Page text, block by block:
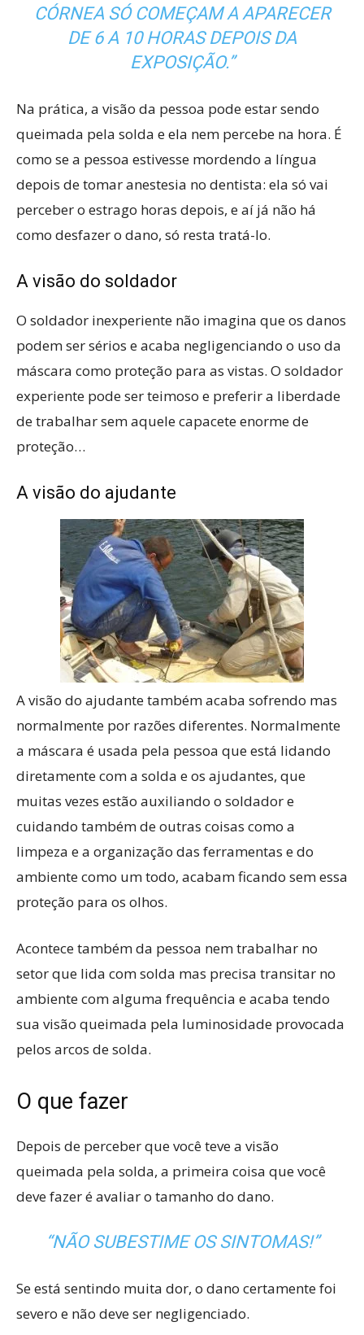
CÓRNEA SÓ COMEÇAM A APARECER
DE 6 A 10 HORAS DEPOIS DA
EXPOSIÇÃO.”
Na prática, a visão da pessoa pode estar sendo
queimada pela solda e ela nem percebe na hora. É
como se a pessoa estivesse mordendo a língua
depois de tomar anestesia no dentista: ela só vai
perceber o estrago horas depois, e aí já não há
como desfazer o dano, só resta tratá-lo.
A visão do soldador
O soldador inexperiente não imagina que os danos
podem ser sérios e acaba negligenciando o uso da
máscara como proteção para as vistas. O soldador
experiente pode ser teimoso e preferir a liberdade
de trabalhar sem aquele capacete enorme de
proteção…
A visão do ajudante
A visão do ajudante também acaba sofrendo mas
normalmente por razões diferentes. Normalmente
a máscara é usada pela pessoa que está lidando
diretamente com a solda e os ajudantes, que
muitas vezes estão auxiliando o soldador e
cuidando também de outras coisas como a
limpeza e a organização das ferramentas e do
ambiente como um todo, acabam ficando sem essa
proteção para os olhos.
Acontece também da pessoa nem trabalhar no
setor que lida com solda mas precisa transitar no
ambiente com alguma frequência e acaba tendo
sua visão queimada pela luminosidade provocada
pelos arcos de solda.
O que fazer
Depois de perceber que você teve a visão
queimada pela solda, a primeira coisa que você
deve fazer é avaliar o tamanho do dano.
“NÃO SUBESTIME OS SINTOMAS!”
Se está sentindo muita dor, o dano certamente foi
severo e não deve ser negligenciado.